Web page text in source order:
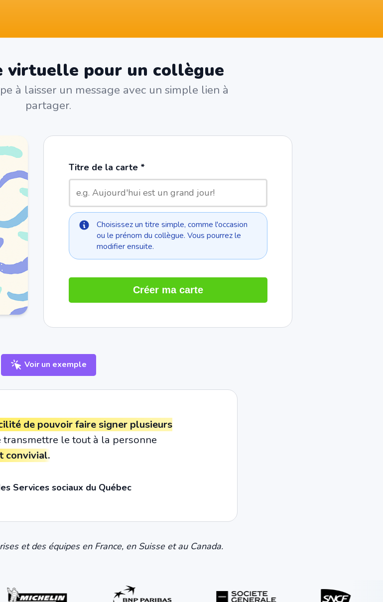
virtuelle pour un collègue
à laisser un message avec un simple lien à
partager.
Titre de la carte
Choisissez un titre simple, comme l'occasion
ou le prénom du collègue. Vous pourrez le
modifier ensuite.
Créer ma carte
Voir un exemple
de pouvoir faire signer plusieurs
transmettre le tout à la personne
convivial.
Services sociaux du Québec
et des équipes en France, en Suisse et au Canada.